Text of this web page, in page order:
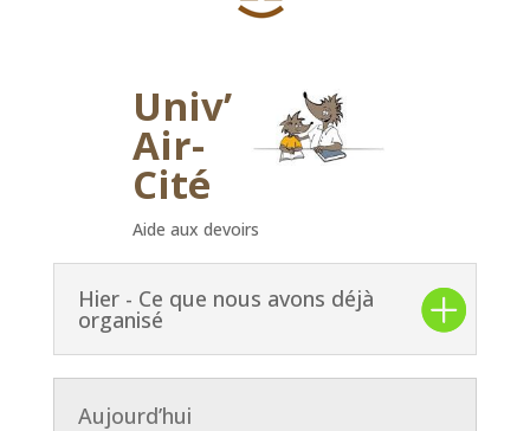
Univ’
Air-
Cité
Aide aux devoirs
Hier - Ce que nous avons déjà
organisé
Aujourd’hui